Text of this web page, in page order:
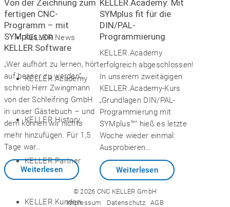
KELLER.News
KELLER.Academy
KELLER.History
KELLER.Partner
KELLER.Kunden
Von der Zeichnung zum
fertigen CNC-
Programm – mit
SYMplus von
KELLER.Software
„Wer aufhört zu lernen, hört
auf besser zu werden“,
schrieb Herr Zwingmann
von der Schleifring GmbH
in unser Gästebuch – und
dem können wir nichts
mehr hinzufügen. Für 1,5
Tage war…
Weiterlesen
KELLER.Academy: Mit
SYMplus fit für die
DIN/PAL-
Programmierung
KELLER.Academy
erfolgreich abgeschlossen!
In unserem zweitägigen
KELLER.Academy-Kurs
„Grundlagen DIN/PAL-
Programmierung mit
SYMplus™“ hieß es letzte
Woche wieder einmal:
Ausprobieren…
Weiterlesen
© 2026 CNC KELLER GmbH
Impressum
Datenschutz AGB